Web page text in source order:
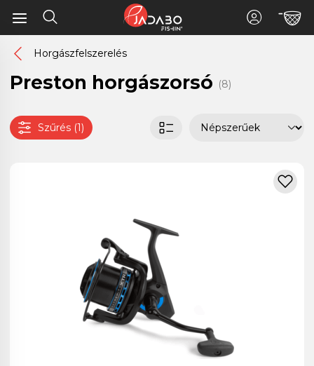
Horgászfelszerelés
Preston horgászorsó (8)
Szűrés (1)